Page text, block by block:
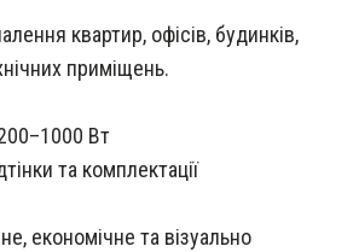
квартир, офісів, будинків,
приміщень.
Вт
та комплектації
економічне та візуально